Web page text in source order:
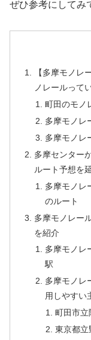
ぜひ参考にしてみ
【多摩モノレ
ノレールって
町田のモノ
多摩モノレ
多摩モノレ
多摩センター
ルート予想を
多摩モノレ
のルート
多摩モノレー
を紹介
多摩モノレ
駅
多摩モノレ
用しやすい
町田市立
東京都立